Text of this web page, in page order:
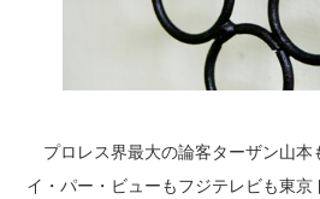
プロレス界最大の論客ターザン山本
イ・パー・ビューもフジテレビも東